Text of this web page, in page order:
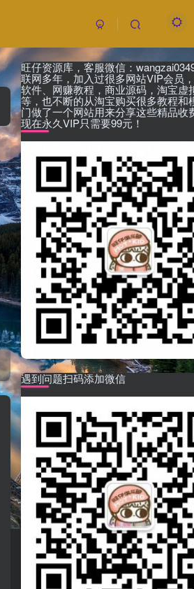
付费阅读
￥5 限时特惠
￥99
黄金会员
免费
钻石
免
立即购买
您当前未登录！建议登陆后购买，可保存
单，未登录账号信息只保存15天
旺仔资源库，客服微信：
联网多年，加入过很多网站VIP会员
软件、网赚教程，商业源码，淘宝虚
等，也不断的从淘宝购买很多教程和
门做了一个网站用来分享这些精品收
现在永久VIP只需要99元！
遇到问题扫码添加微信